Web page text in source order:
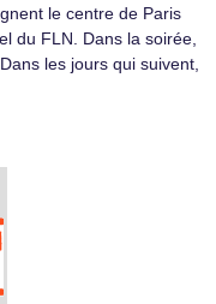
le centre de Paris
du FLN. Dans la soirée,
les jours qui suivent,